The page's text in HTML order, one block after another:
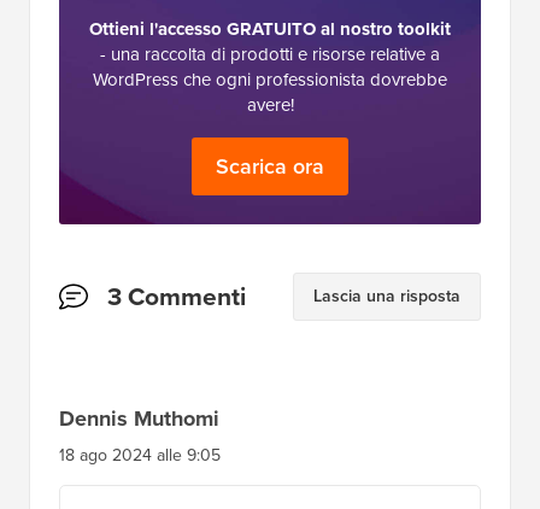
Ottieni l'accesso GRATUITO al nostro toolkit
- una raccolta di prodotti e risorse relative a
WordPress che ogni professionista dovrebbe
avere!
Scarica ora
Interazioni
3 Commenti Lascia una risposta
Dennis Muthomi
18 ago 2024 alle 9:05